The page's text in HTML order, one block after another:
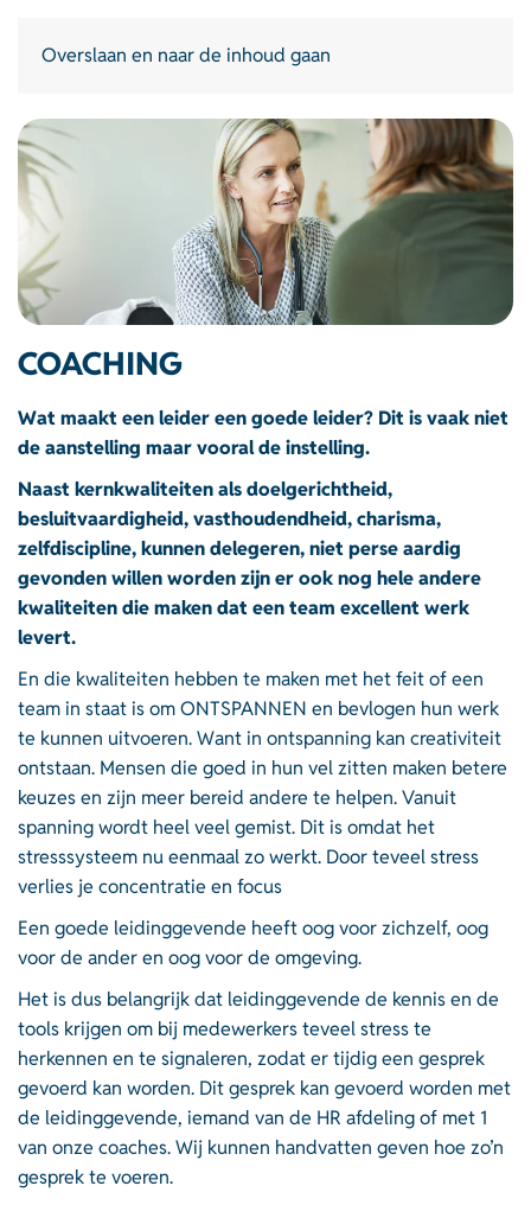
Overslaan en naar de inhoud gaan
COACHING
Wat maakt een leider een goede leider? Dit is vaak niet
de aanstelling maar vooral de instelling.
Naast kernkwaliteiten als doelgerichtheid,
besluitvaardigheid, vasthoudendheid, charisma,
zelfdiscipline, kunnen delegeren, niet perse aardig
gevonden willen worden zijn er ook nog hele andere
kwaliteiten die maken dat een team excellent werk
levert.
En die kwaliteiten hebben te maken met het feit of een
team in staat is om ONTSPANNEN en bevlogen hun werk
te kunnen uitvoeren. Want in ontspanning kan creativiteit
ontstaan. Mensen die goed in hun vel zitten maken betere
keuzes en zijn meer bereid andere te helpen. Vanuit
spanning wordt heel veel gemist. Dit is omdat het
stresssysteem nu eenmaal zo werkt. Door teveel stress
verlies je concentratie en focus
Een goede leidinggevende heeft oog voor zichzelf, oog
voor de ander en oog voor de omgeving.
Het is dus belangrijk dat leidinggevende de kennis en de
tools krijgen om bij medewerkers teveel stress te
herkennen en te signaleren, zodat er tijdig een gesprek
gevoerd kan worden. Dit gesprek kan gevoerd worden met
de leidinggevende, iemand van de HR afdeling of met 1
van onze coaches. Wij kunnen handvatten geven hoe zo’n
gesprek te voeren.